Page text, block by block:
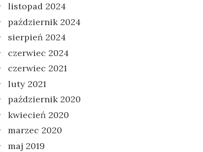
listopad 2024
październik 2024
sierpień 2024
czerwiec 2024
czerwiec 2021
luty 2021
październik 2020
kwiecień 2020
marzec 2020
maj 2019